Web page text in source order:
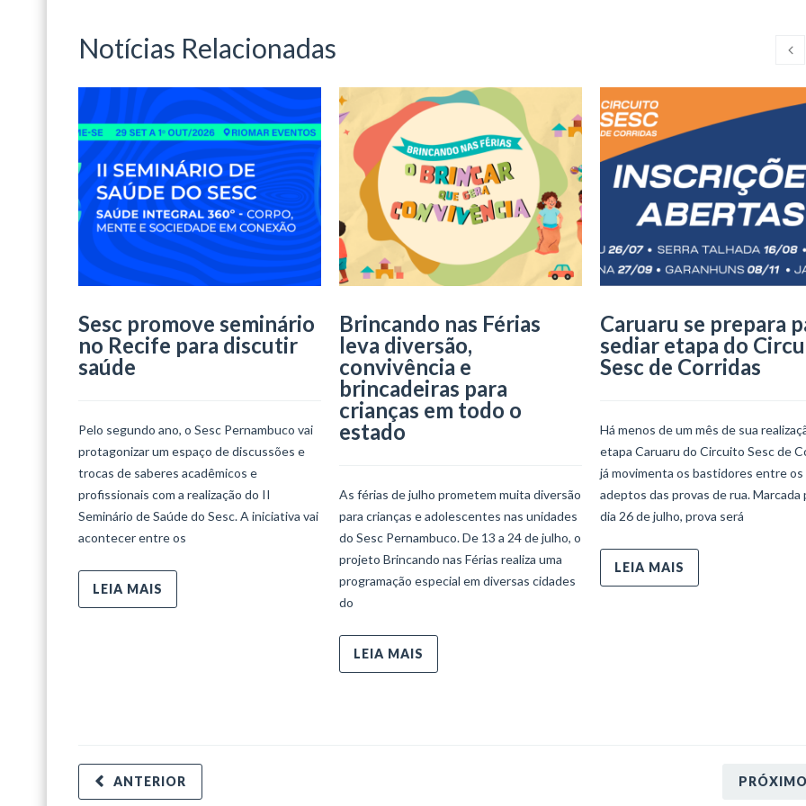
Notícias Relacionadas
Sesc promove seminário
no Recife para discutir
saúde
Pelo segundo ano, o Sesc Pernambuco vai
protagonizar um espaço de discussões e
trocas de saberes acadêmicos e
profissionais com a realização do II
Seminário de Saúde do Sesc. A iniciativa vai
acontecer entre os
LEIA MAIS
Brincando nas Férias
leva diversão,
convivência e
brincadeiras para
crianças em todo o
estado
As férias de julho prometem muita diversão
para crianças e adolescentes nas unidades
do Sesc Pernambuco. De 13 a 24 de julho, o
projeto Brincando nas Férias realiza uma
programação especial em diversas cidades
do
LEIA MAIS
Caruaru se prepara
sediar etapa do
Sesc de Corridas
Há menos de um mês de sua
etapa Caruaru do Circuito Sesc de
já movimenta os bastidores entre os
adeptos das provas de rua. Marcada
dia 26 de julho, prova será
LEIA MAIS
PRÓXIMO
ANTERIOR